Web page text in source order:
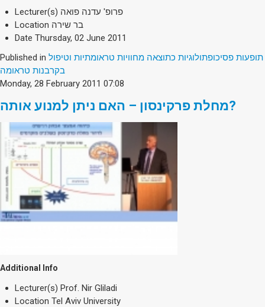
Lecturer(s) פרופ' עדנה פואה
Location בר שירה
Date Thursday, 02 June 2011
Published in תופעות פסיכופתולוגיות כתוצאה מחוויות טראומתיות וטיפול
בקרבנות טראומה
Monday, 28 February 2011 07:08
מחלת פרקינסון – האם ניתן למנוע אותה?
Additional Info
Lecturer(s) Prof. Nir Gliladi
Location Tel Aviv University